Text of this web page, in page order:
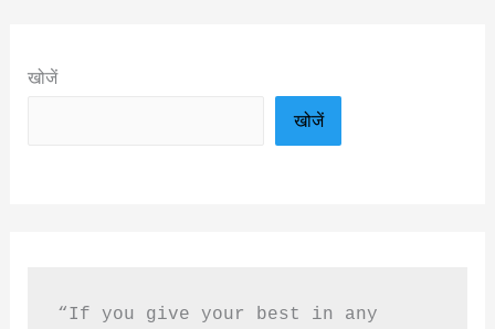
खोजें
खोजें
“If you give your best in any